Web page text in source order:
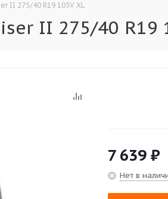
II 275/40 R19 105V XL
II 275/40 R19
7 639 ₽
Нет в